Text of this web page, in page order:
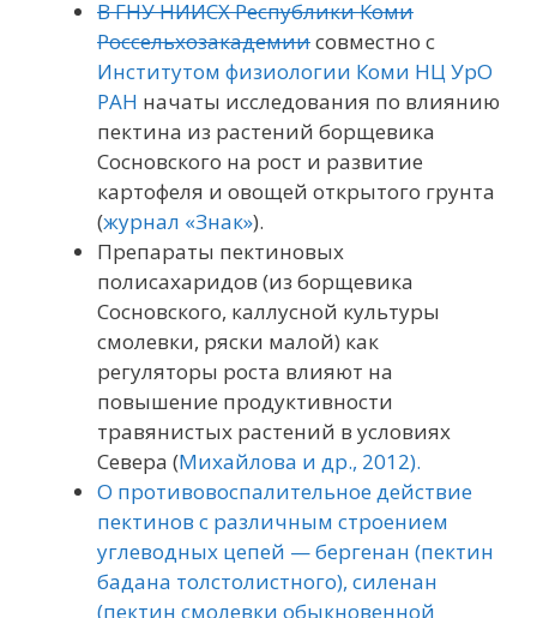
В ГНУ НИИСХ Республики Коми
Россельхозакадемиисовместно с
Институтом физиологии Коми НЦ УрО
РАН начаты исследования по влиянию
пектина из растений борщевика
Сосновского на рост и развитие
картофеля и овощей открытого грунта
(журнал «Знак»).
Препараты пектиновых
полисахаридов (из борщевика
Сосновского, каллусной культуры
смолевки, ряски малой) как
регуляторы роста влияют на
повышение продуктивности
травянистых растений в условиях
Севера (Михайлова и др., 2012).
О противовоспалительное действие
пектинов с различным строением
углеводных цепей — бергенан (пектин
бадана толстолистного), силенан
(пектин смолевки обыкновенной